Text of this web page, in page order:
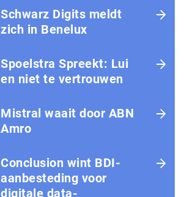
Schwarz Digits meldt
zich in Benelux
Spoelstra Spreekt: Lui
en niet te vertrouwen
Mistral waait door ABN
Amro
Conclusion wint BDI-
aanbesteding voor
digitale data-